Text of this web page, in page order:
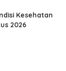
Kesehatan
2026